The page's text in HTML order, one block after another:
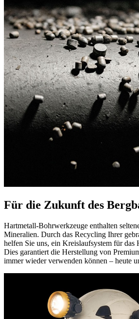
Für die Zukunft des
Hartmetall-Bohrwerkzeuge enthalten
Mineralien. Durch das Recycling Ihrer
helfen Sie uns, ein Kreislaufsystem für das
Dies garantiert die Herstellung von
immer wieder verwenden können – heute